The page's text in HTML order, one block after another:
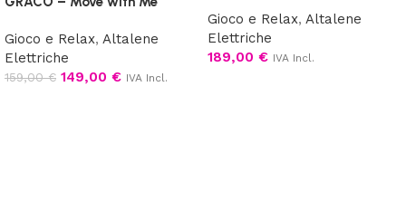
Gioco e Relax, Altalene
Elettriche
159,00€ 149,00 € IVA Incl.
Gioco e Relax, Altalene
Elettriche
189,00 € IVA Incl.